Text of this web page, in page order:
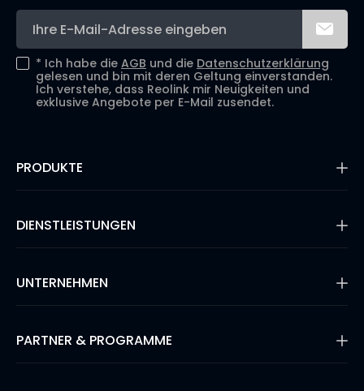
* Ich habe die AGB und die Datenschutzerklärung
gelesen und bin mit deren Geltung einverstanden.
Ich verstehe, dass Reolink mir Neuigkeiten und
exklusive Angebote per E-Mail zusendet.
PRODUKTE
Kabellose IP-Kameras
PoE-Kameras & NVRs
Überwachungssysteme
Video-Türklingeln
Lösungsfinder
DIENSTLEISTUNGEN
Blog
Zahlungsmethoden
Versand & Lieferung
Ihre Bestellung verfolgen
UNTERNEHMEN
Sicherheit
#ReolinkCaptures
PARTNER & PROGRAMME